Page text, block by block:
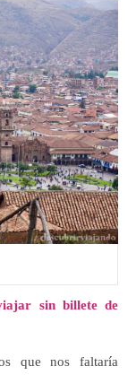
sin billete de
que nos faltaría